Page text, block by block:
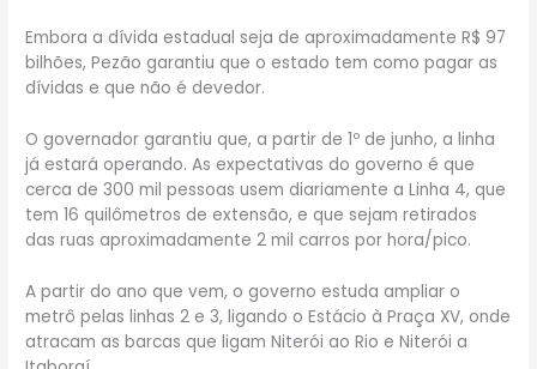
Embora a dívida estadual seja de aproximadamente R$ 97
bilhões, Pezão garantiu que o estado tem como pagar as
dívidas e que não é devedor.
O governador garantiu que, a partir de 1º de junho, a linha
já estará operando. As expectativas do governo é que
cerca de 300 mil pessoas usem diariamente a Linha 4, que
tem 16 quilômetros de extensão, e que sejam retirados
das ruas aproximadamente 2 mil carros por hora/pico.
A partir do ano que vem, o governo estuda ampliar o
metrô pelas linhas 2 e 3, ligando o Estácio à Praça XV, onde
atracam as barcas que ligam Niterói ao Rio e Niterói a